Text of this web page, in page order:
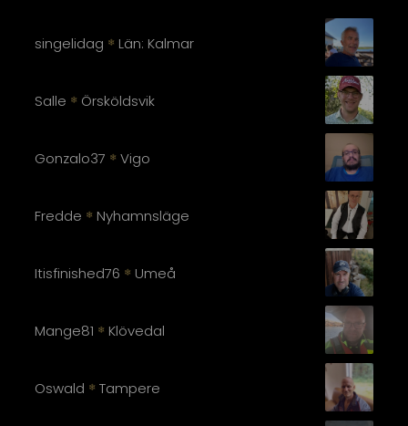
singelidag ❄ Län: Kalmar
Salle ❄ Örsköldsvik
Gonzalo37 ❄ Vigo
Fredde ❄ Nyhamnsläge
Itisfinished76 ❄ Umeå
Mange81 ❄ Klövedal
Oswald ❄ Tampere